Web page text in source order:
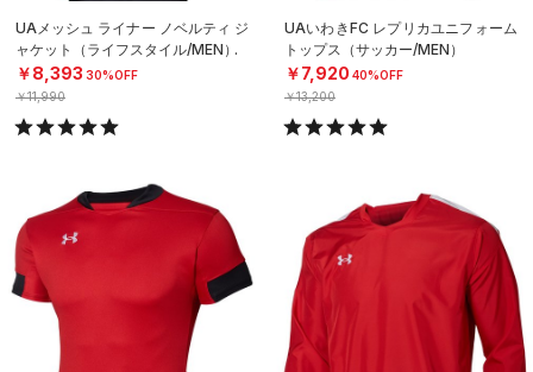
UAメッシュ ライナー ノベルティ ジ
ャケット（ライフスタイル/MEN）
￥8,393 30%OFF
￥11,990
UAいわきFC レプリカユニフォーム
トップス（サッカー/MEN）
￥7,920 40%OFF
￥13,200